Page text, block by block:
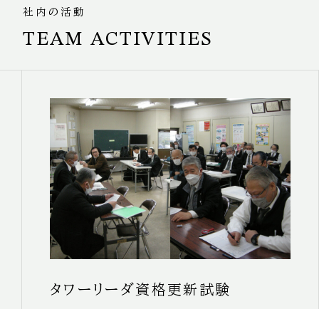
社内の活動
TEAM ACTIVITIES
タワーリーダ資格更新試験